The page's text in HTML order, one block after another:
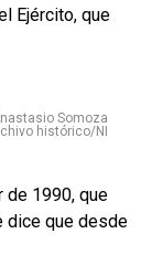
Ejército, que
Somoza
histórico/NI
de 1990, que
dice que desde